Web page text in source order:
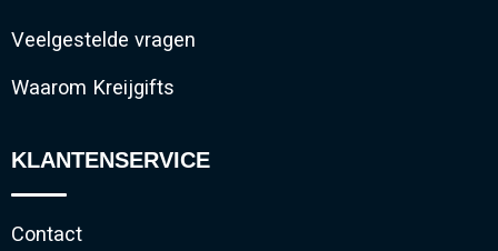
Veelgestelde vragen
Waarom Kreijgifts
KLANTENSERVICE
Contact